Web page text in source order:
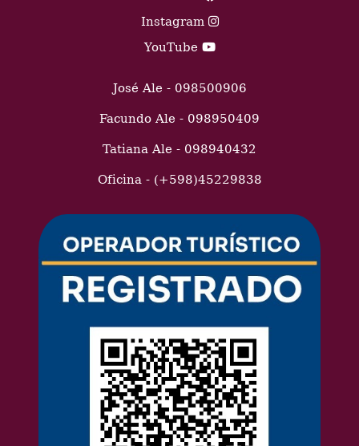
Instagram
YouTube
José Ale - 098500906
Facundo Ale - 098950409
Tatiana Ale - 098940432
Oficina - (+598)45229838